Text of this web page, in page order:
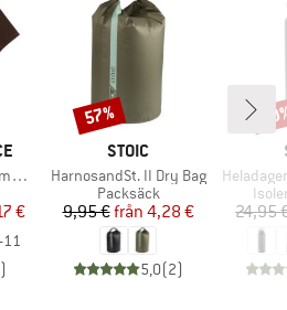
pris
€
11
)
VARUMÄRKE
STOIC
Produkter
HarnosandSt. II Dry Bag
Produktgrupp
Packsäck
Pris
9,95 € Reducerat pris
från 4,28 €
5,0(2)
Rabatt
57%
Produkter
HeladagenSt.
24,95